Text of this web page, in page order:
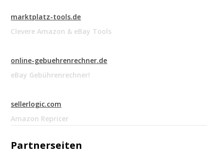
marktplatz-tools.de
Clevere Amazon & eBay Tools
online-gebuehrenrechner.de
eBay Gebührenrechner!
sellerlogic.com
Amazon Repricer
Partnerseiten